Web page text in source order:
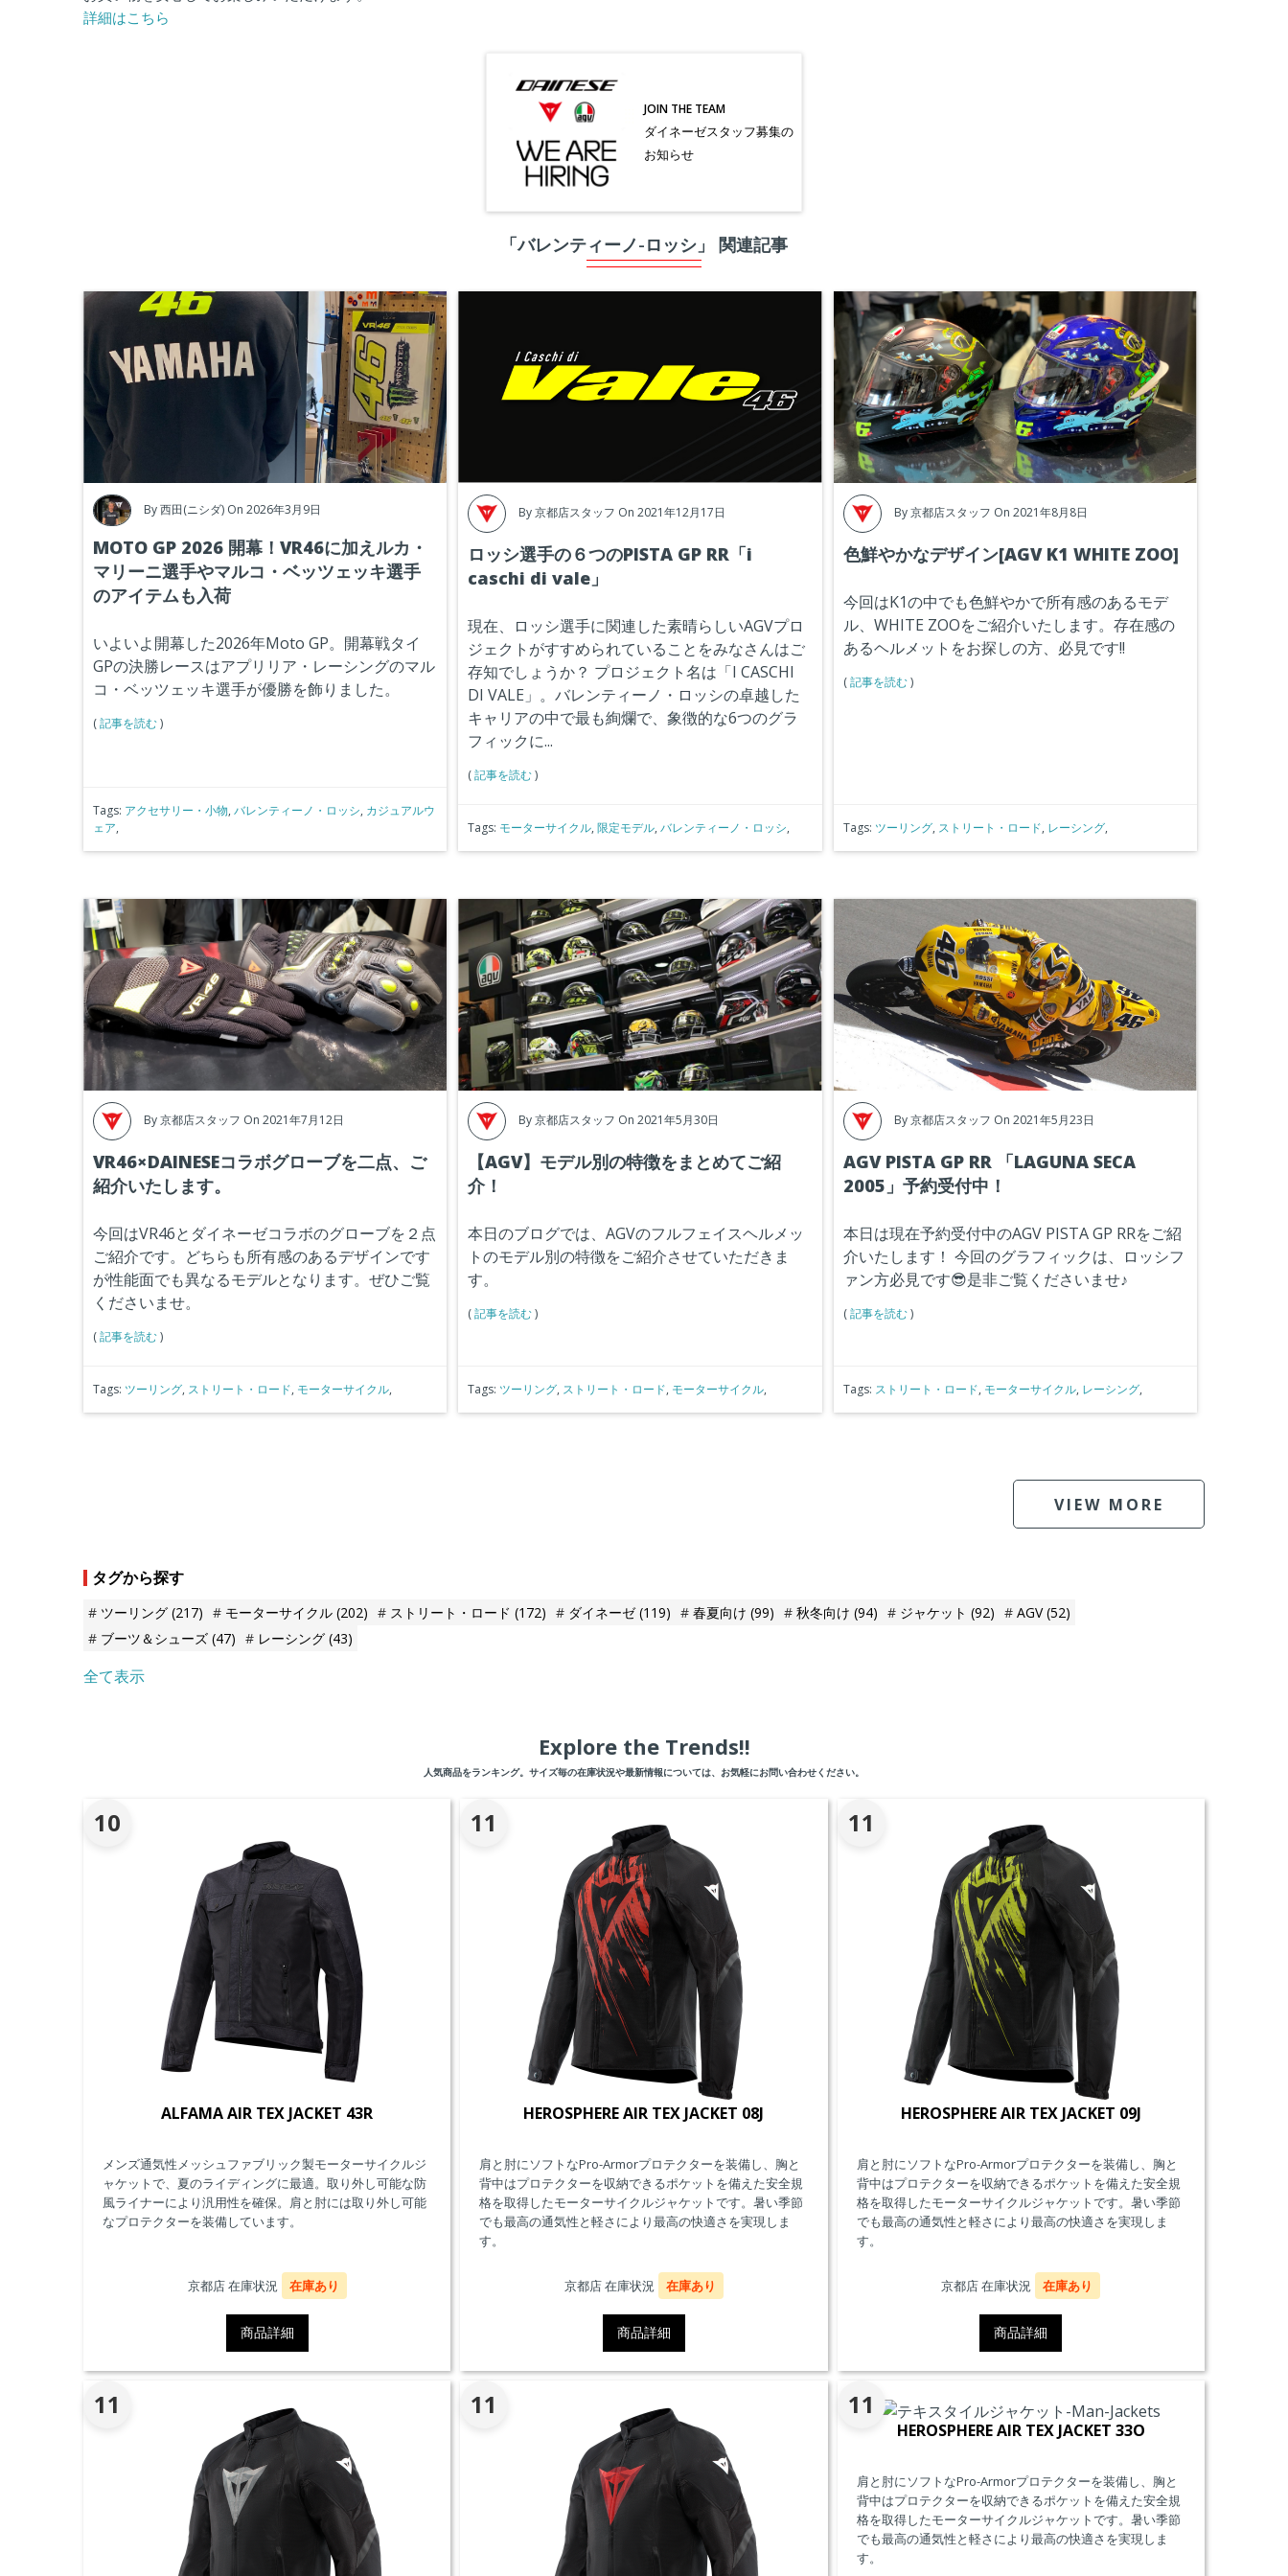
詳細はこちら
JOIN THE TEAM
ダイネーゼスタッフ募集の
お知らせ
「バレンティーノ-ロッシ」 関連記事
By西田(ニシダ) On 2026年3月9日
MOTO GP 2026 開幕！VR46に加えルカ・
マリーニ選手やマルコ・ベッツェッキ選手
のアイテムも入荷
いよいよ開幕した2026年Moto GP。開幕戦タイ
GPの決勝レースはアプリリア・レーシングのマル
コ・ベッツェッキ選手が優勝を飾りました。
(記事を読む)
Tags: アクセサリー・小物, バレンティーノ・ロッシ, カジュアルウ
ェア,
By京都店スタッフ On 2021年12月17日
ロッシ選手の６つのPISTA GP RR「i
caschi di vale」
現在、ロッシ選手に関連した素晴らしいAGVプロ
ジェクトがすすめられていることをみなさんはご
存知でしょうか？ プロジェクト名は 「I CASCHI
DI VALE」 。バレンティーノ・ロッシの卓越した
キャリアの中で最も絢爛で、象徴的な6つのグラ
フィックに...
(記事を読む)
Tags: モーターサイクル,限定モデル,バレンティーノ・ロッシ,
By京都店スタッフ On 2021年8月8日
色鮮やかなデザイン[AGV K1 WHITE ZOO]
今回はK1の中でも色鮮やかで所有感のあるモデ
ル、WHITE ZOOをご紹介いたします。存在感の
あるヘルメットをお探しの方、必見です!!
(記事を読む)
Tags: ツーリング, ストリート・ロード, レーシング,
By京都店スタッフ On 2021年7月12日
VR46×DAINESEコラボグローブを二点、ご
紹介いたします。
今回はVR46とダイネーゼコラボのグローブを２点
ご紹介です。どちらも所有感のあるデザインです
が性能面でも異なるモデルとなります。ぜひご覧
くださいませ。
(記事を読む)
Tags: ツーリング, ストリート・ロード, モーターサイクル,
By京都店スタッフ On 2021年5月30日
【AGV】モデル別の特徴をまとめてご紹
介！
本日のブログでは、AGVのフルフェイスヘルメッ
トのモデル別の特徴をご紹介させていただきま
す。
(記事を読む)
Tags: ツーリング, ストリート・ロード, モーターサイクル,
By京都店スタッフ On 2021年5月23日
AGV PISTA GP RR 「LAGUNA SECA
2005」予約受付中！
本日は現在予約受付中のAGV PISTA GP RRをご紹
介いたします！ 今回のグラフィックは、ロッシフ
ァン方必見です😎是非ご覧くださいませ♪
(記事を読む)
Tags: ストリート・ロード, モーターサイクル, レーシング,
VIEW MORE
タグから探す
ツーリング (217) モーターサイクル (202) ストリート・ロード (172) ダイネーゼ(119) 春夏向け (99) 秋冬向け (94) ジャケット (92) AGV(52)
ブーツ＆シューズ (47) レーシング (43)
全て表示
Explore the Trends!!
人気商品をランキング。サイズ毎の在庫状況や最新情報については、お気軽にお問い合わせください。
10
ALFAMA AIR TEX JACKET 43R
メンズ通気性メッシュファブリック製モーターサイクルジ
ャケットで、夏のライディングに最適。取り外し可能な防
風ライナーにより汎用性を確保。肩と肘には取り外し可能
なプロテクターを装備しています。
京都店 在庫状況 在庫あり
商品詳細
11
HEROSPHERE AIR TEX JACKET 08J
肩と肘にソフトなPro-Armorプロテクターを装備し、胸と
背中はプロテクターを収納できるポケットを備えた安全規
格を取得したモーターサイクルジャケットです。暑い季節
でも最高の通気性と軽さにより最高の快適さを実現しま
す。
京都店 在庫状況 在庫あり
商品詳細
11
HEROSPHERE AIR TEX JACKET 09J
肩と肘にソフトなPro-Armorプロテクターを装備し、胸と
背中はプロテクターを収納できるポケットを備えた安全規
格を取得したモーターサイクルジャケットです。暑い季節
でも最高の通気性と軽さにより最高の快適さを実現しま
す。
京都店 在庫状況 在庫あり
商品詳細
11 11 11
HEROSPHERE AIR TEX JACKET 33O
肩と肘にソフトなPro-Armorプロテクターを装備し、胸と
背中はプロテクターを収納できるポケットを備えた安全規
格を取得したモーターサイクルジャケットです。暑い季節
でも最高の通気性と軽さにより最高の快適さを実現しま
す。